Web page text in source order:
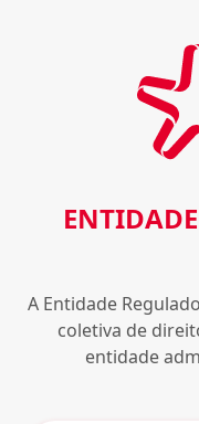
A Entidade
coletiva de
entidade